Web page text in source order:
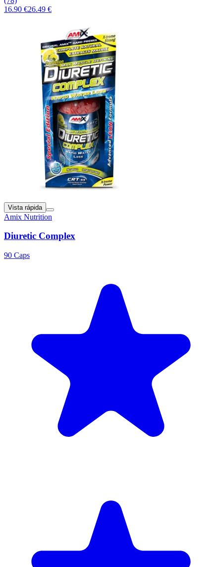
16.90 €26.49 €
Vista rápida
Amix Nutrition
Diuretic Complex
90 Caps